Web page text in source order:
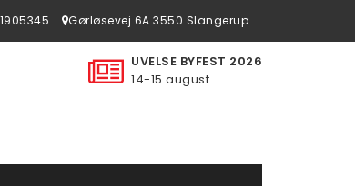
Gørløsevej 6A 3550 Slangerup
UVELSE BYFEST 2026
14-15 august